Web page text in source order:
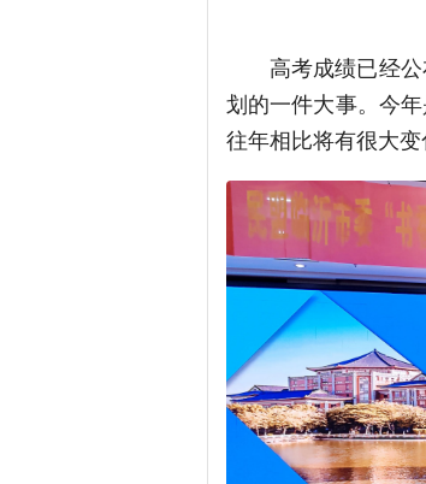
高考成绩已经
划的一件大事。今
往年相比将有很大变